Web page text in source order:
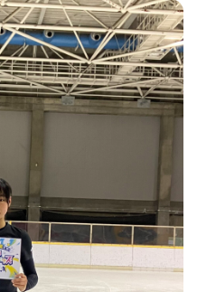
中華
く 福島ローカルグル
メ
で アウトドア
ケア メンズ
・リラ
ョン
土産 キッズ
酒 生活を彩るモノ
ニック ペット
ども園 子どもの習い事・
塾
フォ その他